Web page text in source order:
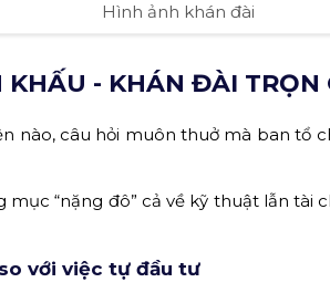
Hình ảnh khán đài
KHẤU - KHÁN ĐÀI TRỌN
nào, câu hỏi muôn thuở mà ban tổ
mục “nặng đô” cả về kỹ thuật lẫn tài
với việc tự đầu tư